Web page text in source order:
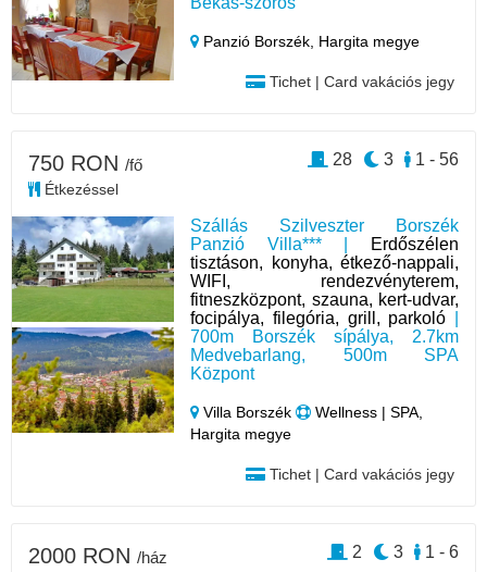
Panzió Borszék, Hargita megye
Tichet | Card vakációs jegy
Szállás Szilveszter Borszék
Panzió Villa*** |
Erdőszélen
tisztáson, konyha, étkező-nappali,
WIFI, rendezvényterem,
fitneszközpont, szauna, kert-udvar,
focipálya, filegória, grill, parkoló
700m Borszék sípálya, 2.7km
Medvebarlang, 500m SPA
Központ
Villa Borszék
Wellness | SPA,
Hargita megye
Tichet | Card vakációs jegy
750 RON /fő
Étkezéssel
1 - 56
3
28
2000 RON /ház 1 - 6
3
2